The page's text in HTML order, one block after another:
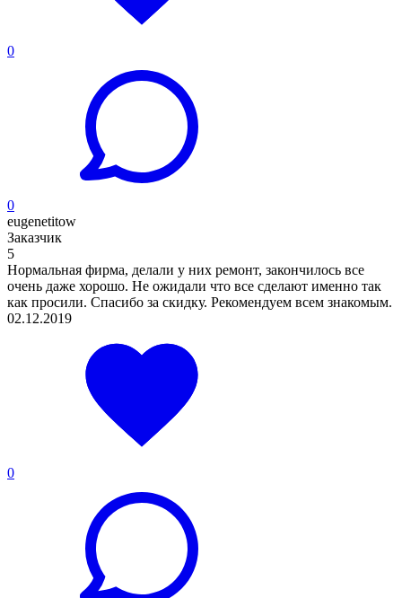
0
0
eugenetitow
Заказчик
5
Нормальная фирма, делали у них ремонт, закончилось все
очень даже хорошо. Не ожидали что все сделают именно так
как просили. Спасибо за скидку. Рекомендуем всем знакомым.
02.12.2019
0